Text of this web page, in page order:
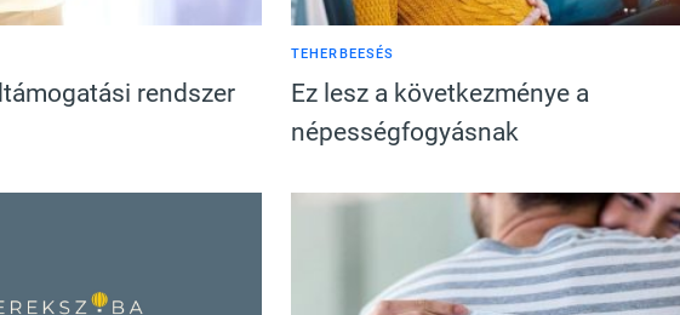
rendszer
TEHERBEESÉS
Ez lesz a következménye a
népességfogyásnak